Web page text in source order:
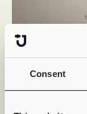
Consent
Όταν ένα
Σήμερα, ένα